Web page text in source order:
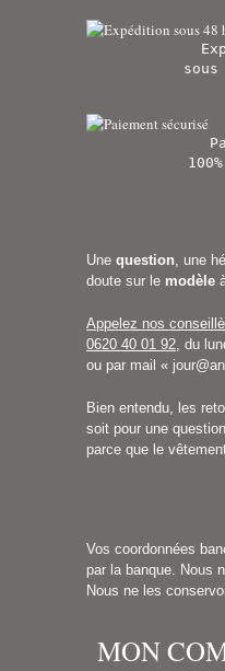
sous
Une question, une
doute sur le modèle
Appelez nos
0620 40 01 92, du
ou par mail «
Bien entendu, les
soit pour une
parce que le
Vos coordonnées
par la banque. Nous
Nous ne les
MON